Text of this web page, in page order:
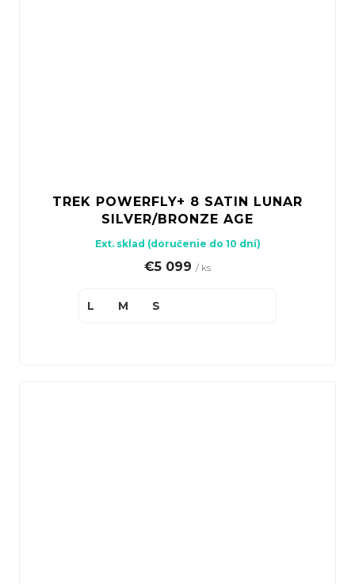
TREK POWERFLY+ 8 SATIN LUNAR
SILVER/BRONZE AGE
Ext. sklad (doručenie do 10 dní)
€5 099 / ks
L M S